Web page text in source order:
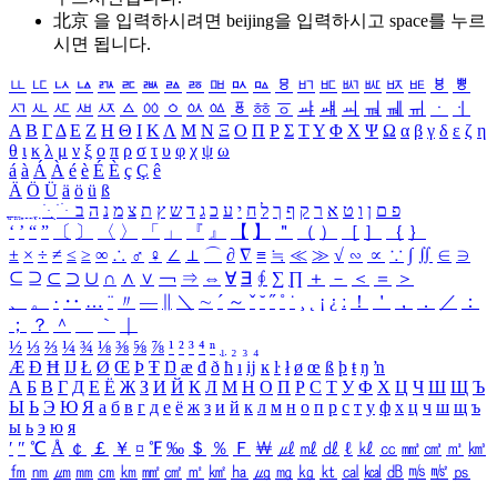
北京 을 입력하시려면 beijing을 입력하시고 space를 누르
시면 됩니다.
ㅥ ㅦ ㅧ ㅨ ㅩ ㅪ ㅫ ㅬ ㅭ ㅮ ㅯ ㅰ ㅱ ㅲ ㅳ ㅴ ㅵ ㅶ ㅷ ㅸ
ㅹ
ㅺ ㅻ ㅼ ㅽ ㅾ ㅿ ㆀ ㆁ ㆂ ㆃ ㆄ ㆅ ㆆ ㆇ ㆈ ㆉ ㆊ ㆋ ㆌ ㆍ
ㆎ
Α Β ΓΔ Ε Ζ Η Θ Ι ΚΛ Μ Ν Ξ Ο Π Ρ Σ ΤΥ Φ Χ Ψ Ω α β γ δ ε ζ η
θ ι κ λ μ ν ξ ο π ρ σ τ υ φ χ ψ ω
á à Á À é è É È ç Ç ê
Ä Ö Ü ä ö ü ß
ִֶֹ ֻּ ׁׂ פ ם ן ו ט א ר ק ף ך ל ח י ע כ ג ד ש ץ ת צ מ נ ה ב
‘ ’ “ ” 〔 〕 〈 〉 「 」 『 』 【 】 ＂ （ ） ［ ］ ｛ ｝
± × ÷ ≠ ≤ ≥ ∞ ∴ ♂ ♀ ∠ ⊥ ⌒ ∂ ∇ ≡ ≒ ≪ ≫ √ ∽ ∝ ∵ ∫ ∬ ∈ ∋
⊆ ⊇ ⊂ ⊃ ∪ ∩ ∧ ∨ ￢ ⇒ ⇔ ∀ ∃ ∮ ∑ ∏ ＋ － ＜ ＝
＞
、
。 · ‥ … ¨ 〃 ― ＼ ∼ ´ ～ ˇ ˘ ˝ ˚ ˙ ¸ ¡ ¿ ː ！ ＇ ， ． ／
：
；
？ ＾ ｀
½ ⅓ ⅔ ¼ ¾ ⅛ ⅜ ⅝ ⅞ ¹ ² ³ ⁴ ⁿ ₁ ₂ ₃ ₄
Æ Ð Ħ Ĳ Ł Ø Œ Þ Ŧ Ŋ æ đ ð ħ ı ĳ ĸ ŀ ł ø œ ß þ ŧ ŋ ŉ
А Б В Г Д Е Ё Ж З И Й К Л М Н О П Р С Т У Ф Х Ц Ч Ш Щ Ъ
Ы Ь Э Ю Я а б в г д е ё ж з и й к л м н о п р с т у ф х ц ч ш щ ъ
ы ь э ю я
′ ″ ℃ Å ￠ ￡ ￥ ¤ ℉ ‰ ＄ ％ Ｆ ￦ ㎕ ㎖ ㎗ ℓ ㎘ ㏄ ㎣ ㎤ ㎥ ㎦
㎙ ㎚ ㎛ ㎜ ㎝ ㎞ ㎟ ㎠ ㎡ ㎢ ㏊ ㎍ ㎎ ㎏ ㏏ ㎈ ㎉ ㏈ ㎧ ㎨ ㎰